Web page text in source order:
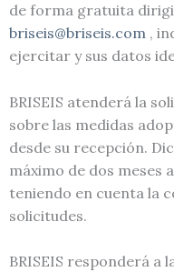
de forma gratuita
briseis@briseis.com ,
ejercitar y sus datos
BRISEIS atenderá la
sobre las medidas
desde su recepción.
máximo de dos meses
teniendo en cuenta la
solicitudes.
BRISEIS responderá a